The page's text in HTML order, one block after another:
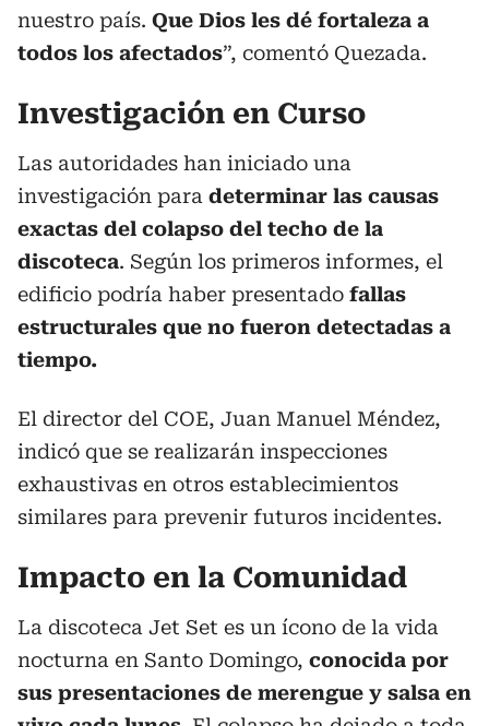
nuestro país. Que Dios les dé fortaleza a
todos los afectados”, comentó Quezada.
Investigación en Curso
Las autoridades han iniciado una
investigación para determinar las causas
exactas del colapso del techo de la
discoteca. Según los primeros informes, el
edificio podría haber presentado fallas
estructurales que no fueron detectadas a
tiempo.
El director del COE, Juan Manuel Méndez,
indicó que se realizarán inspecciones
exhaustivas en otros establecimientos
similares para prevenir futuros incidentes.
Impacto en la Comunidad
La discoteca Jet Set es un ícono de la vida
nocturna en Santo Domingo, conocida por
sus presentaciones de merengue y salsa en